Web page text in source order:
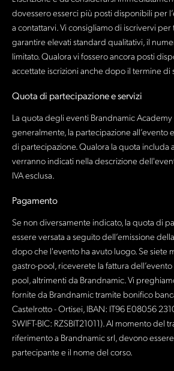
dovessero esserci più posti disponibili per
a contattarvi. Vi consigliamo di iscrivervi
garantire elevati standard qualitativi, il
limitato. Qualora vi fossero ancora posti
accettate iscrizioni anche dopo il termine di
Quota di partecipazione e servizi
La quota degli eventi Brandnamic
generalmente, la partecipazione all’evento
di partecipazione. Qualora la quota includa
verranno indicati nella descrizione
IVA esclusa.
Pagamento
Se non diversamente indicato, la quota di
essere versata a seguito dell’emissione
dopo che l'evento ha avuto luogo. Se siete
gastro-pool, riceverete la fattura
pool, altrimenti da Brandnamic. Vi
fornite da Brandnamic tramite bonifico
Castelrotto - Ortisei, IBAN: IT96 E08056
SWIFT-BIC: RZSBIT21011). Al momento del
riferimento a Brandnamic srl, devono
partecipante e il nome del corso.